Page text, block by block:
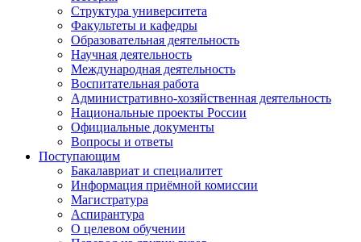
Структура университета
Факультеты и кафедры
Образовательная деятельность
Научная деятельность
Международная деятельность
Воспитательная работа
Административно-хозяйственная деятельность
Национальные проекты России
Официальные документы
Вопросы и ответы
Поступающим
Бакалавриат и специалитет
Информация приёмной комиссии
Магистратура
Аспирантура
О целевом обучении